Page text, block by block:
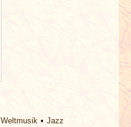
Weltmusik
Jazz